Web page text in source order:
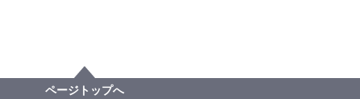
ページトップへ